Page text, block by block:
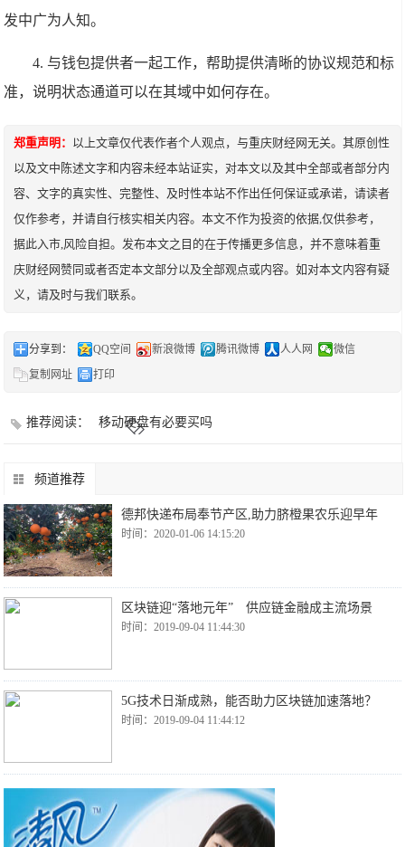
发中广为人知。
4. 与钱包提供者一起工作，帮助提供清晰的协议规范和标
准，说明状态通道可以在其域中如何存在。
郑重声明： 以上文章仅代表作者个人观点，与重庆财经网无关。其原创性
以及文中陈述文字和内容未经本站证实，对本文以及其中全部或者部分内
容、文字的真实性、完整性、及时性本站不作出任何保证或承诺，请读者
仅作参考，并请自行核实相关内容。本文不作为投资的依据,仅供参考，
据此入市,风险自担。发布本文之目的在于传播更多信息，并不意味着重
庆财经网赞同或者否定本文部分以及全部观点或内容。如对本文内容有疑
义，请及时与我们联系。
分享到： QQ空间 新浪微博 腾讯微博 人人网
微信
复制网址
打印
推荐阅读： 移动硬盘有必要买吗
频道推荐
德邦快递布局奉节产区,助力脐橙果农乐迎早年
时间：2020-01-06 14:15:20
区块链迎“落地元年” 供应链金融成主流场景
时间：2019-09-04 11:44:30
5G技术日渐成熟，能否助力区块链加速落地？
时间：2019-09-04 11:44:12